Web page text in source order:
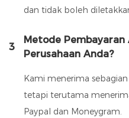
dan tidak boleh
3
Metode
Perusahaan Anda?
Kami menerima
tetapi terutama
Paypal dan Moneygram.